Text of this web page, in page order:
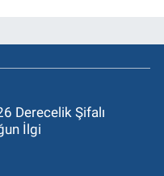
Derecelik Şifalı
İlgi